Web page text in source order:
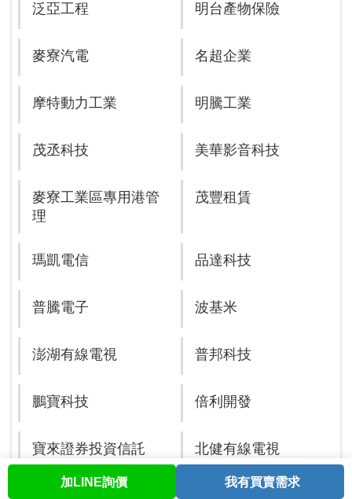
股票查詢 與我聯繫 會員中心
泛亞工程 明台產物保險
麥寮汽電 名超企業
摩特動力工業 明騰工業
茂丞科技 美華影音科技
麥寮工業區專用港管
理
茂豐租賃
瑪凱電信 品達科技
普騰電子 波基米
澎湖有線電視 普邦科技
鵬寶科技 倍利開發
寶來證券投資信託 北健有線電視
加LINE詢價 我有買賣需求